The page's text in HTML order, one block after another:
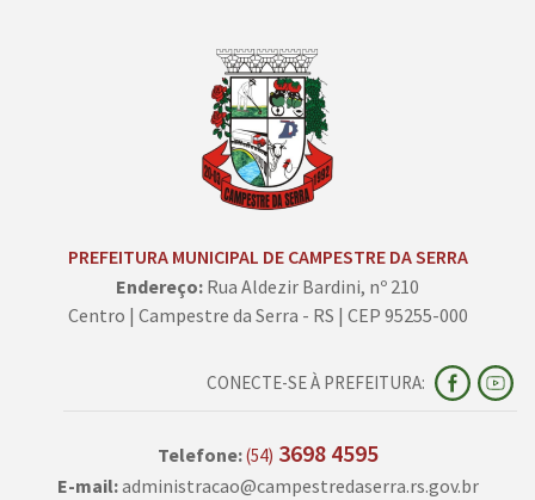
PREFEITURA MUNICIPAL DE CAMPESTRE DA SERRA
Endereço: Rua Aldezir Bardini, nº 210
Centro | Campestre da Serra - RS | CEP 95255-000
CONECTE-SE À PREFEITURA:
Telefone:(54) 3698 4595
E-mail:administracao@campestredaserra.rs.gov.br